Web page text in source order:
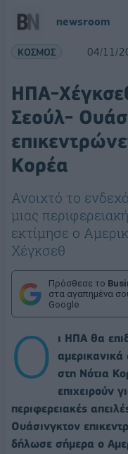
newsroom
ΚΟΣΜΟΣ 04/11/
ΗΠΑ-
Σεούλ-
Κορέα
Ανοιχτό το
μιας
εκτίμησε ο
Χέγκσεθ
Πρόσθεσε το
στα αγαπημένα
Google
Ο
ι ΗΠΑ θα
στη Νότια
επιχειρούν
περιφερειακές
Ουάσινγκτον
δήλωσε σήμερα ο